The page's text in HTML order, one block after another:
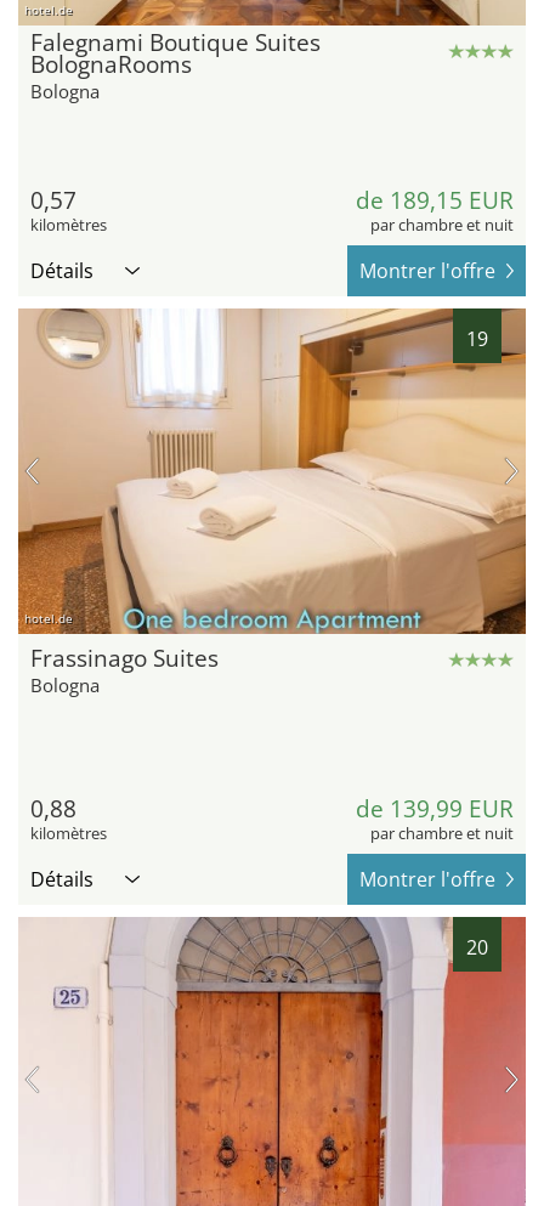
hotel.de
Falegnami Boutique Suites
BolognaRooms
Bologna
0,57
kilomètres
de 189,15 EUR
par chambre et nuit
Détails Montrer l'offre
19
hotel.de
Frassinago Suites
Bologna
0,88
kilomètres
de 139,99 EUR
par chambre et nuit
Détails Montrer l'offre
20